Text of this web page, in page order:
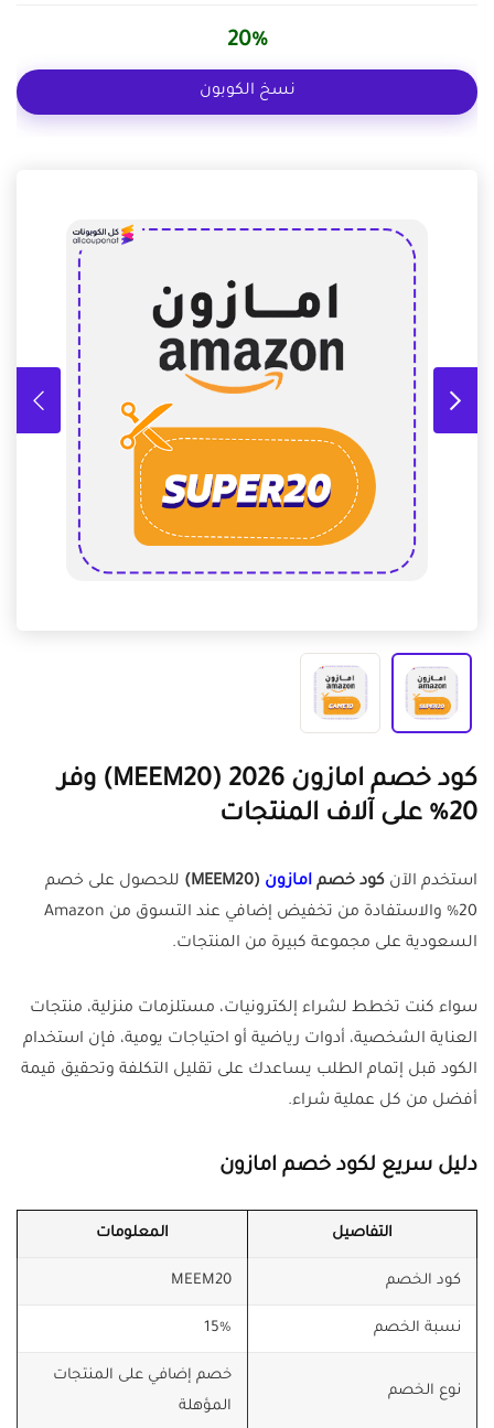
20%
نسخ الكوبون
كود خصم امازون 2026 (MEEM20) وفر
20% على آلاف المنتجات
استخدم الآن كود خصم امازون (MEEM20)
للحصول على خصم
20% والاستفادة من تخفيض إضافي عند التسوق من Amazon
السعودية على مجموعة كبيرة من المنتجات.
سواء كنت تخطط لشراء إلكترونيات، مستلزمات منزلية، منتجات
العناية الشخصية، أدوات رياضية أو احتياجات يومية، فإن استخدام
الكود قبل إتمام الطلب يساعدك على تقليل التكلفة وتحقيق قيمة
أفضل من كل عملية شراء.
دليل سريع لكود خصم امازون
التفاصيل المعلومات
كود الخصم MEEM20
نسبة الخصم 15%
نوع الخصم
خصم إضافي على المنتجات
المؤهلة